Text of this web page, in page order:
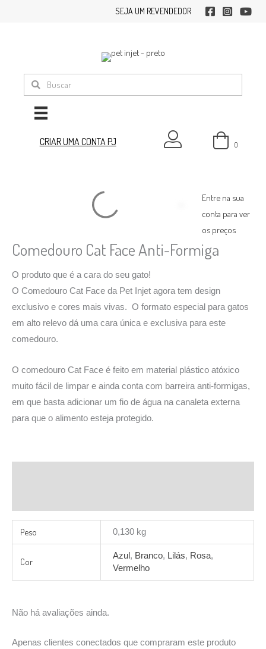
SEJA UM REVENDEDOR facebookinstagram
CRIAR UMA CONTA PJ minha conta
0
Entre na sua
conta para ver
os preços
Comedouro Cat Face Anti-Formiga
O produto que é a cara do seu gato!
O Comedouro Cat Face da Pet Injet agora tem design
exclusivo e cores mais vivas. O formato especial para gatos
em alto relevo dá uma cara única e exclusiva para este
comedouro.
O comedouro Cat Face é feito em material plástico atóxico
muito fácil de limpar e ainda conta com barreira anti-formigas,
em que basta adicionar um fio de água na canaleta externa
para que o alimento esteja protegido.
Peso 0,130 kg
Cor
Azul, Branco, Lilás, Rosa,
Vermelho
Não há avaliações ainda.
Apenas clientes conectados que compraram este produto